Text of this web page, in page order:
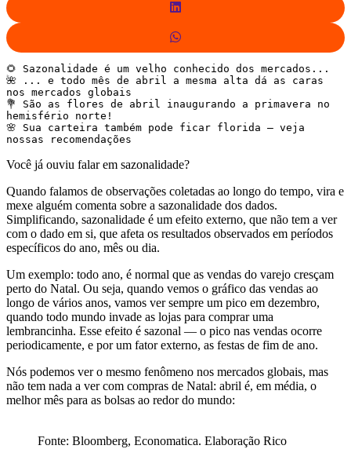
🌻 Sazonalidade é um velho conhecido dos mercados...
🌺 ... e todo mês de abril a mesma alta dá as caras
nos mercados globais
💐 São as flores de abril inaugurando a primavera no
hemisfério norte!
🌸 Sua carteira também pode ficar florida — veja
nossas recomendações
Você já ouviu falar em sazonalidade?
Quando falamos de observações coletadas ao longo do tempo, vira e
mexe alguém comenta sobre a sazonalidade dos dados.
Simplificando, sazonalidade é um efeito externo, que não tem a ver
com o dado em si, que afeta os resultados observados em períodos
específicos do ano, mês ou dia.
Um exemplo: todo ano, é normal que as vendas do varejo cresçam
perto do Natal. Ou seja, quando vemos o gráfico das vendas ao
longo de vários anos, vamos ver sempre um pico em dezembro,
quando todo mundo invade as lojas para comprar uma
lembrancinha. Esse efeito é sazonal — o pico nas vendas ocorre
periodicamente, e por um fator externo, as festas de fim de ano.
Nós podemos ver o mesmo fenômeno nos mercados globais, mas
não tem nada a ver com compras de Natal: abril é, em média, o
melhor mês para as bolsas ao redor do mundo:
Fonte: Bloomberg, Economatica. Elaboração Rico